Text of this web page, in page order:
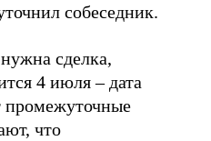
собеседник.
сделка,
4 июля – дата
промежуточные
что